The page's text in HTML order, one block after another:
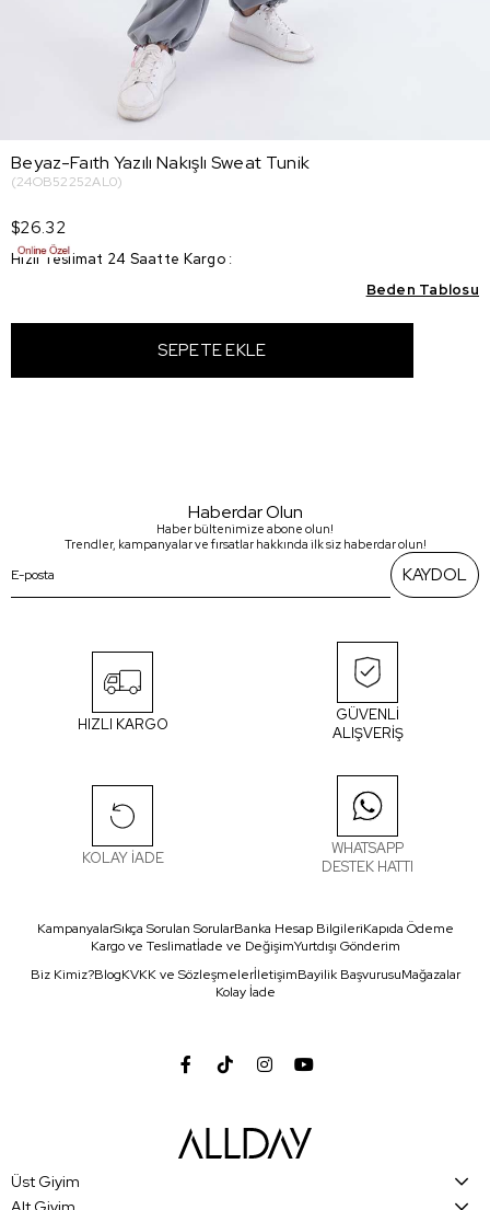
Beyaz-Faıth Yazılı Nakışlı Sweat Tunik
(24OB52252AL0)
$26.32
Hızlı Teslimat 24 Saatte Kargo :
Beden Tablosu
Haberdar Olun
Haber bültenimize abone olun!
Trendler, kampanyalar ve fırsatlar hakkında ilk siz haberdar olun!
KAYDOL
HIZLI KARGO
GÜVENLİ
ALIŞVERİŞ
KOLAY İADE
WHATSAPP
DESTEK HATTI
KampanyalarSıkça Sorulan SorularBanka Hesap BilgileriKapıda Ödeme
Kargo ve Teslimatİade ve DeğişimYurtdışı Gönderim
Biz Kimiz?BlogKVKK ve SözleşmelerİletişimBayilik BaşvurusuMağazalar
Kolay İade
Üst Giyim